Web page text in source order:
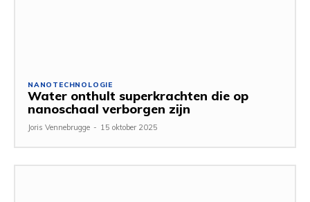
NANOTECHNOLOGIE
Water onthult superkrachten die op
nanoschaal verborgen zijn
Joris Vennebrugge - 15 oktober 2025